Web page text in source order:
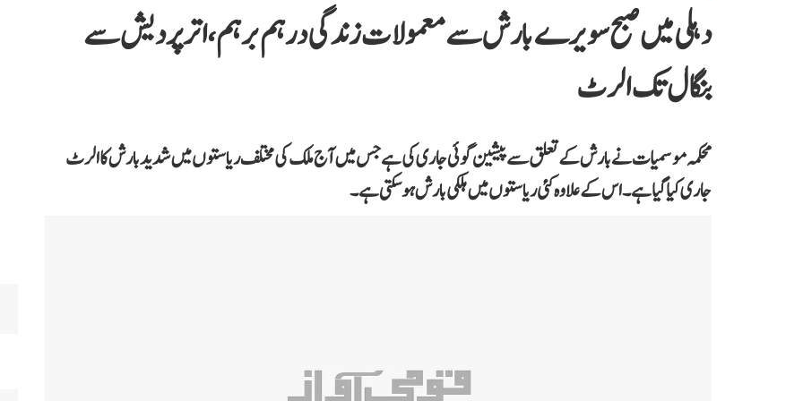
دہلی میں صبح سویرے بارش سے معمولات زندگی درہم برہم، اترپردیش سے
بنگال تک الرٹ
محکمہ موسمیات نے بارش کے تعلق سے پیشین گوئی جاری کی ہے جس میں آج ملک کی مختلف ریاستوں میں شدید بارش کا الرٹ
جاری کیا گیا ہے۔ اس کے علاوہ کئی ریاستوں میں ہلکی بارش ہو سکتی ہے۔